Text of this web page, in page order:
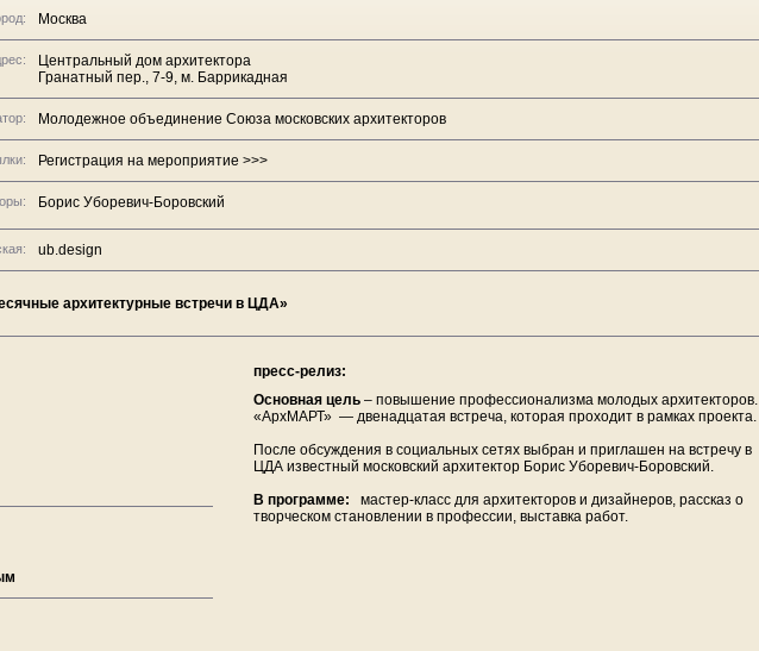
Москва
Центральный дом архитектора
Гранатный пер., 7-9, м. Баррикадная
Молодежное объединение Союза московских архитекторов
Регистрация на мероприятие >>>
Борис Уборевич-Боровский
ub.design
архитектурные встречи в ЦДА»
пресс-релиз:
Основная цель – повышение профессионализма молодых архитекторов.
«АрхМАРТ» — двенадцатая встреча, которая проходит в рамках проекта.
После обсуждения в социальных сетях выбран и приглашен на встречу в
ЦДА известный московский архитектор Борис Уборевич-Боровский.
В программе: мастер-класс для архитекторов и дизайнеров, рассказ о
творческом становлении в профессии, выставка работ.